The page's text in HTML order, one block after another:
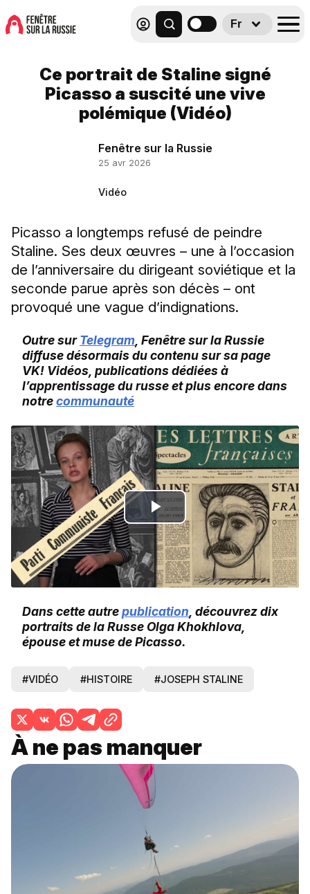
Fr
Ce portrait de Staline signé
Picasso a suscité une vive
polémique (Vidéo)
Fenêtre sur la Russie
25 avr 2026
Vidéo
Picasso a longtemps refusé de peindre
Staline. Ses deux œuvres – une à l’occasion
de l’anniversaire du dirigeant soviétique et la
seconde parue après son décès – ont
provoqué une vague d’indignations.
Outre surTelegram , Fenêtre sur la Russie
diffuse désormais du contenu sur sa page
VK! Vidéos, publications dédiées à
l’apprentissage du russe et plus encore dans
notrecommunauté
Play
Video
Dans cette autrepublication , découvrez dix
portraits de la Russe Olga Khokhlova,
épouse et muse de Picasso.
#VIDÉO #HISTOIRE #JOSEPH STALINE
À ne pas manquer